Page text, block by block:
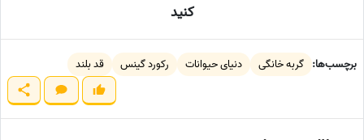
کنید
برچسب‌ها: گربه خانگی دنیای حیوانات رکورد گینس قد بلند